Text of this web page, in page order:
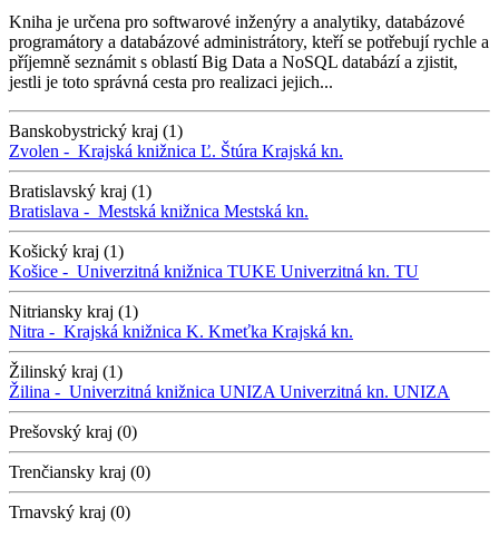
Kniha je určena pro softwarové inženýry a analytiky, databázové
programátory a databázové administrátory, kteří se potřebují rychle a
příjemně seznámit s oblastí Big Data a NoSQL databází a zjistit,
jestli je toto správná cesta pro realizaci jejich...
Banskobystrický kraj (1)
Zvolen - Krajská knižnica Ľ. Štúra Krajská kn.
Bratislavský kraj (1)
Bratislava - Mestská knižnica Mestská kn.
Košický kraj (1)
Košice - Univerzitná knižnica TUKE Univerzitná kn. TU
Nitriansky kraj (1)
Nitra - Krajská knižnica K. Kmeťka Krajská kn.
Žilinský kraj (1)
Žilina - Univerzitná knižnica UNIZA Univerzitná kn. UNIZA
Prešovský kraj (0)
Trenčiansky kraj (0)
Trnavský kraj (0)